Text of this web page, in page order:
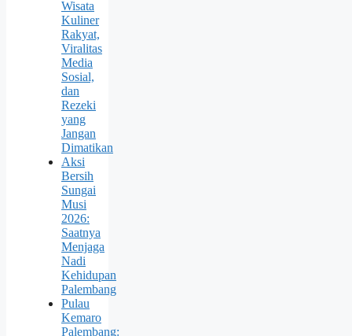
Wisata
Kuliner
Rakyat,
Viralitas
Media
Sosial,
dan
Rezeki
yang
Jangan
Dimatikan
Aksi
Bersih
Sungai
Musi
2026:
Saatnya
Menjaga
Nadi
Kehidupan
Palembang
Pulau
Kemaro
Palembang: